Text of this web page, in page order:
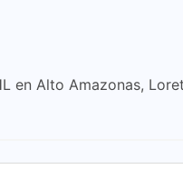
en Alto Amazonas,